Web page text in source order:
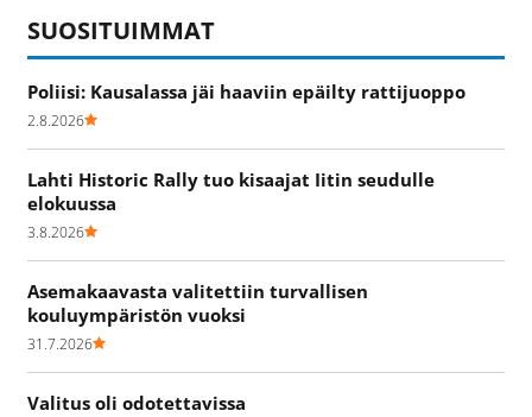
SUOSITUIMMAT
Poliisi: Kausalassa jäi haaviin epäilty rattijuoppo
2.8.2026
Lahti Historic Rally tuo kisaajat Iitin seudulle
elokuussa
3.8.2026
Asemakaavasta valitettiin turvallisen
kouluympäristön vuoksi
31.7.2026
Valitus oli odotettavissa